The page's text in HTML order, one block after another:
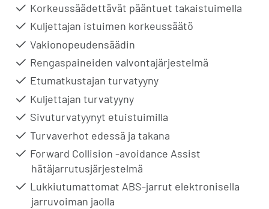
Korkeussäädettävät pääntuet takaistuimella
Kuljettajan istuimen korkeussäätö
Vakionopeudensäädin
Rengaspaineiden valvontajärjestelmä
Etumatkustajan turvatyyny
Kuljettajan turvatyyny
Sivuturvatyynyt etuistuimilla
Turvaverhot edessä ja takana
Forward Collision -avoidance Assist
hätäjarrutusjärjestelmä
Lukkiutumattomat ABS-jarrut elektronisella
jarruvoiman jaolla